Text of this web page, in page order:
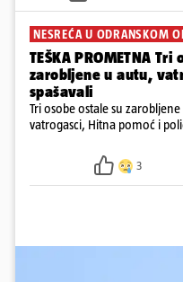
NESREĆA U ODRANSKOM
TEŠKA PROMETNA
zarobljene u autu,
spašavali
Tri osobe ostale su
vatrogasci, Hitna pomoć i
3